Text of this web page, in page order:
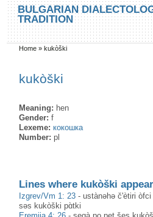
Skip to main content
Skip to search
BULGARIAN
TRADITION
You are here
Home » kukòški
kukòški
Meaning: hen
Gender:f
Lexeme:кокошка
Number:pl
Lines where kukòški
Izgrev/Vm 1: 23 -ustànəhə č'ètiri
səs kukòški pɑ̀tki